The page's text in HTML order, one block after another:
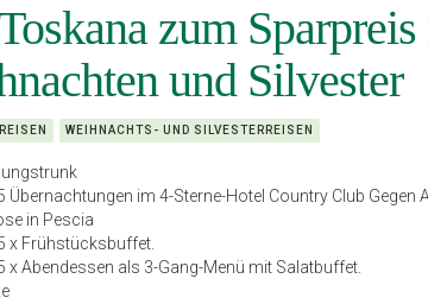
zum
und Silvester
WEIHNACHTS- UND SILVESTERREISEN
Übernachtungen im 4-Sterne-Hotel Country Club Gegen
in Pescia
x Frühstücksbuffet.
x Abendessen als 3-Gang-Menü mit Salatbuffet.